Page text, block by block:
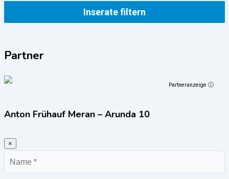
Inserate filtern
Partner
Partneranzeige ⓘ
Anton Frühauf Meran – Arunda 10
×
Name